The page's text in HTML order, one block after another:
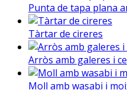
Punta de tapa plana
Tàrtar de cireres
Arròs amb galeres i
Moll amb wasabi i